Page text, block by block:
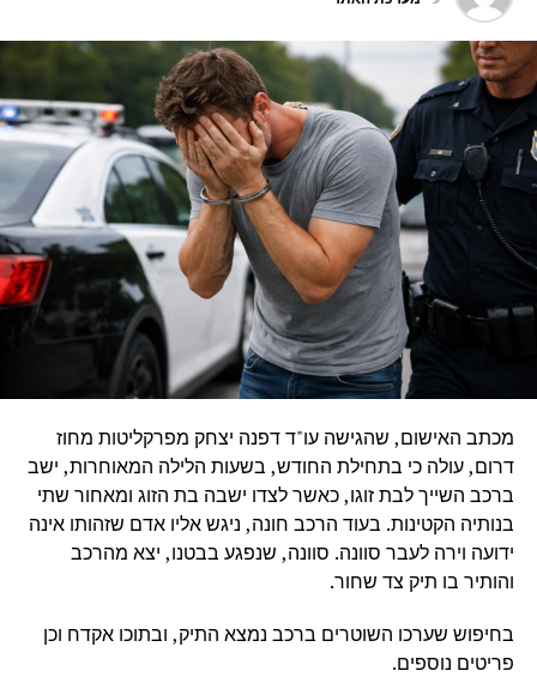
מכתב האישום, שהגישה עו"ד דפנה יצחק מפרקליטות מחוז
דרום, עולה כי בתחילת החודש, בשעות הלילה המאוחרות, ישב
ברכב השייך לבת זוגו, כאשר לצדו ישבה בת הזוג ומאחור שתי
בנותיה הקטינות. בעוד הרכב חונה, ניגש אליו אדם שזהותו אינה
ידועה וירה לעבר סוונה. סוונה, שנפגע בבטנו, יצא מהרכב
והותיר בו תיק צד שחור.
בחיפוש שערכו השוטרים ברכב נמצא התיק, ובתוכו אקדח וכן
פריטים נוספים.